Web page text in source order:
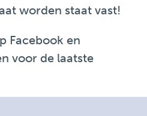
worden staat vast!
Facebook en
voor de laatste